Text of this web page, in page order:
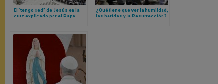
El “tengo sed” de Jesús en la
cruz explicado por el Papa
¿Qué tiene que ver la humildad,
las heridas y la Resurrección?